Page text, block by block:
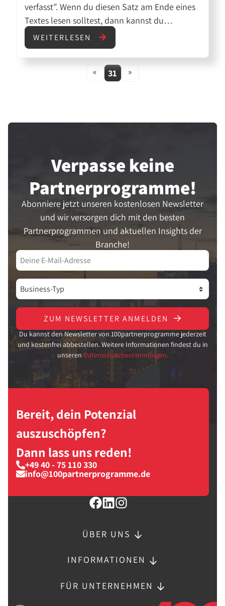
verfasst”. Wenn du diesen Satz am Ende eines
Textes lesen solltest, dann kannst du
sichergehen, dass der Text vor dir von einem
Roboter verfasst wurde. Es mag verrückt
klingen, aber viele Stimmen sagen, dass
Roboter die neuen Journalisten von morgen
WEITERLESEN
« 31 »
Verpasse keine
Partner­programme!
Abonniere jetzt unseren kostenlosen Newsletter
und wir versorgen dich mit den besten
Partnerprogrammen und aktuellen Insights der
Branche!
ZUM NEWSLETTER ANMELDEN
Du kannst den Newsletter von 100partnerprogramme jederzeit
und kostenfrei abbestellen. Weitere Informationen findest du in
unseren Datenschutzbestimmungen.
Bereit, dein Potenzial
auszuschöpfen?
Dann lass uns reden!
+49 40 - 75 110 330
info@100partnerprogramme.de
ÜBER UNS
INFORMATIONEN
FÜR UNTERNEHMEN